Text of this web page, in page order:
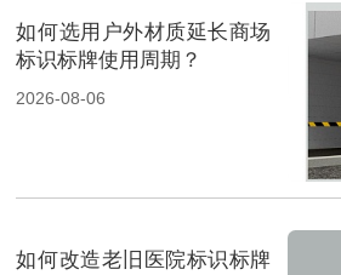
如何选用户外材质延长商场
标识标牌使用周期？
2026-08-06
如何改造老旧医院标识标牌